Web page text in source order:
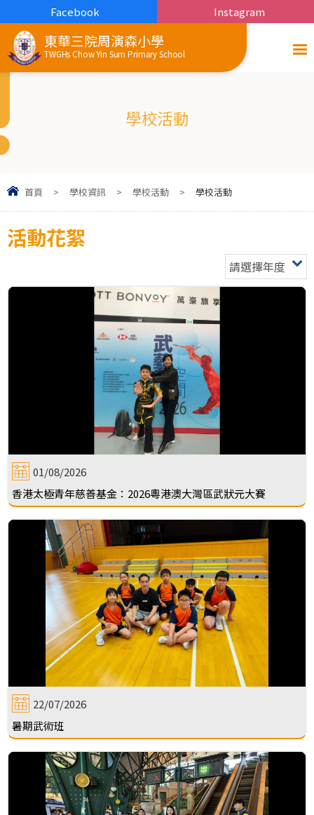
東華三院周演森小學
TWGHs Chow Yin Sum Primary School
Facebook Instagram
學校活動
首頁 > 學校資訊 > 學校活動 > 學校活動
活動花絮
請選擇年度
01/08/2026
香港太極青年慈善基金：2026粵港澳大灣區武狀元大賽
22/07/2026
暑期武術班